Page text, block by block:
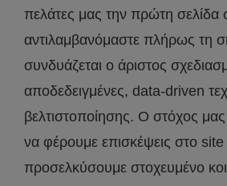
πελάτες μας την πρώτη σελίδα
αντιλαμβανόμαστε πλήρως τη
συνδυάζεται ο άριστος
αποδεδειγμένες, data-driven
βελτιστοποίησης. Ο στόχος
να φέρουμε επισκέψεις στο
προσελκύσουμε στοχευμένο